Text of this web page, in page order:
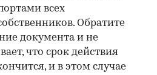
всех
Обратите
документа и не
что срок действия
и в этом случае